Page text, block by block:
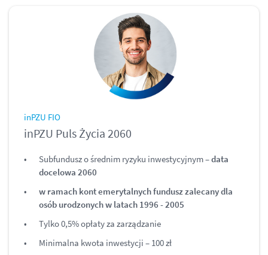
inPZU FIO
inPZU Puls Życia 2060
Subfundusz o średnim ryzyku inwestycyjnym –data
docelowa 2060
w ramach kont emerytalnych fundusz zalecany dla
osób urodzonych w latach 1996 - 2005
Tylko 0,5% opłaty za zarządzanie
Minimalna kwota inwestycji – 100 zł